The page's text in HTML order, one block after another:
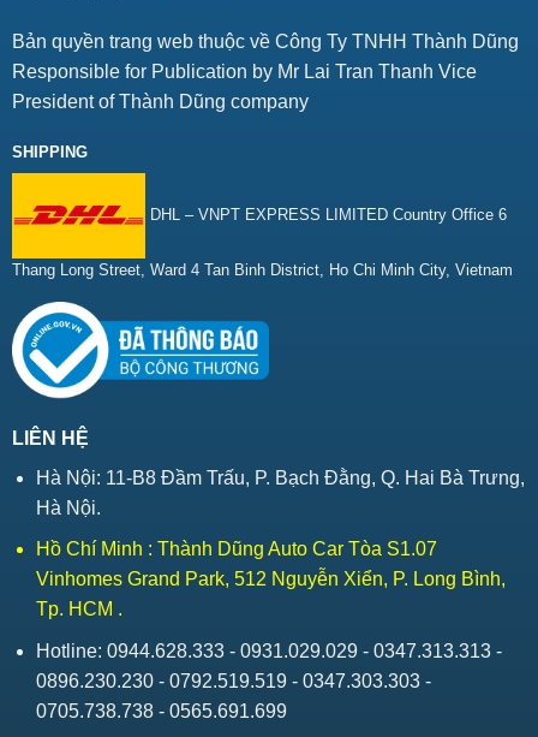
Bản quyền trang web thuộc về Công Ty TNHH Thành Dũng
Responsible for Publication by Mr Lai Tran Thanh Vice
President of Thành Dũng company
SHIPPING
DHL – VNPT EXPRESS LIMITED Country Office 6
Thang Long Street, Ward 4 Tan Binh District, Ho Chi Minh City, Vietnam
LIÊN HỆ
Hà Nội: 11-B8 Đầm Trấu, P. Bạch Đằng, Q. Hai Bà Trưng,
Hà Nội.
Hồ Chí Minh : Thành Dũng Auto Car Tòa S1.07
Vinhomes Grand Park, 512 Nguyễn Xiển, P. Long Bình,
Tp. HCM .
Hotline: 0944.628.333 - 0931.029.029 - 0347.313.313 -
0896.230.230 - 0792.519.519 - 0347.303.303 -
0705.738.738 - 0565.691.699